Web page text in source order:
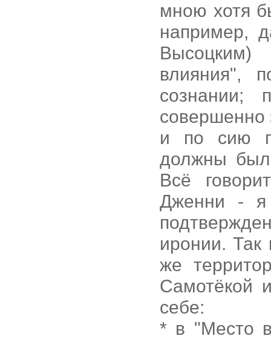
мною хотя
например,
влияния",
совершенно
и по сию
должны
Всё
Дженни - я
иронии. Так
же
Самотёкой
себе:
* в "Место